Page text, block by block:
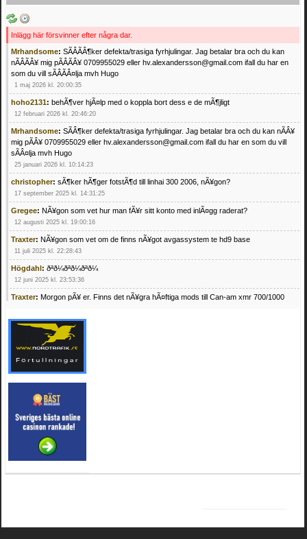
Inlägg här försvinner efter några dar.
Mrhandsome: SÃÂÃÂ¶ker defekta/trasiga fyrhjulingar. Jag betalar bra och du kan
nÃÂÃÂ¥ mig pÃÂÃÂ¥ 0709955029 eller hv.alexandersson@gmail.com ifall du har en
som du vill sÃÂÃÂ¤lja mvh Hugo
1 maj 2026 kl. 20:00:35
hoho2131: behÃ¶ver hjÃ¤lp med o koppla bort dess e de mÃ¶jligt
12 februari 2026 kl. 20:46:20
Mrhandsome: SÃÂ¶ker defekta/trasiga fyrhjulingar. Jag betalar bra och du kan nÃÂ¥
mig pÃÂ¥ 0709955029 eller hv.alexandersson@gmail.com ifall du har en som du vill
sÃÂ¤lja mvh Hugo
25 januari 2026 kl. 10:14:23
christopher: sÃ¶ker hÃ¶ger fotstÃ¶d till linhai 300 2006, nÃ¥gon?
17 september 2025 kl. 14:31:25
Gregee: NÃ¥gon som vet hur man fÃ¥r sitt konto med inlÃ¤gg raderat?
12 augusti 2025 kl. 19:00:16
Traxter: NÃ¥gon som vet om de finns nÃ¥got avgassystem te hd9 base
11 juli 2025 kl. 22:28:43
Högdahl : ðªð¼ðªð¼ðªð¼
12 juni 2025 kl. 23:53:36
Traxter: Morgon pÃ¥ er. Finns det nÃ¥gra hÃ¤ftiga mods till Can-am xmr 700/1000
Mrhandsome:SÃ¶ker defekta/trasiga fyrhjulingar. Jag betalar bra och du kan nÃ¥ mig
pÃ¥ 0709955029 eller hv.alexandersson@gmail.com ifall du har en som du vill sÃ¤lja
mvh Hugo
21 februari 2025 kl. 09:25:52
4 februari 2025 kl. 19:20:50
Oscar5:44
4 februari 2025 kl. 19:15:36
Greger59:NÃ¤gon som vet har en Cetek 500 EFI
15 januari 2025 kl. 23:49:44
Mrhandsome:SÃÂ¶ker defekta/trasiga fyrhjulingar. Jag betalar bra och du kan nÃÂ¥